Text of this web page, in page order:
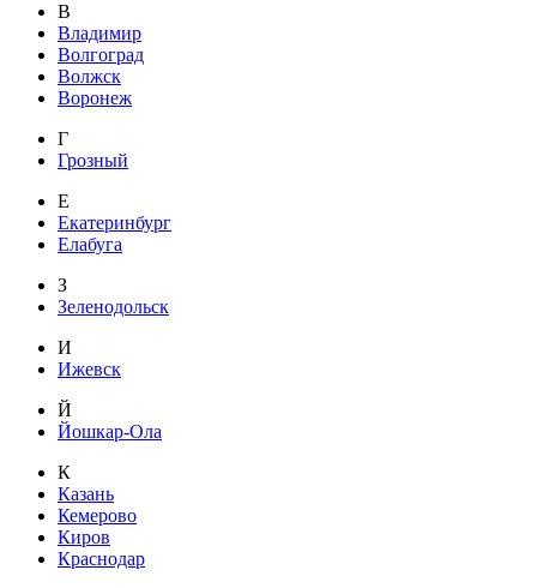
В
Владимир
Волгоград
Волжск
Воронеж
Г
Грозный
Е
Екатеринбург
Елабуга
З
Зеленодольск
И
Ижевск
Й
Йошкар-Ола
К
Казань
Кемерово
Киров
Краснодар